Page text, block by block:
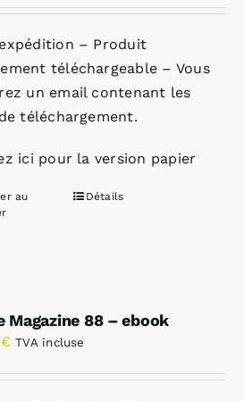
– Produit
téléchargeable – Vous
un email contenant les
téléchargement.
ici pour la version papier
au
Détails
Magazine 88 – ebook
€ TVA incluse